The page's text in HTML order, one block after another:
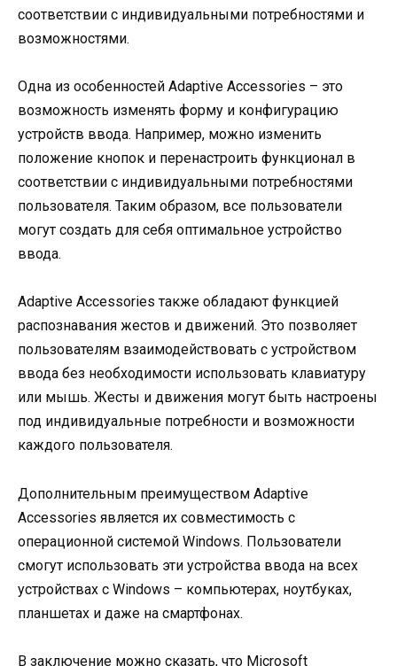
соответствии с индивидуальными потребностями и
возможностями.
Одна из особенностей Adaptive Accessories – это
возможность изменять форму и конфигурацию
устройств ввода. Например, можно изменить
положение кнопок и перенастроить функционал в
соответствии с индивидуальными потребностями
пользователя. Таким образом, все пользователи
могут создать для себя оптимальное устройство
ввода.
Adaptive Accessories также обладают функцией
распознавания жестов и движений. Это позволяет
пользователям взаимодействовать с устройством
ввода без необходимости использовать клавиатуру
или мышь. Жесты и движения могут быть настроены
под индивидуальные потребности и возможности
каждого пользователя.
Дополнительным преимуществом Adaptive
Accessories является их совместимость с
операционной системой Windows. Пользователи
смогут использовать эти устройства ввода на всех
устройствах с Windows – компьютерах, ноутбуках,
планшетах и даже на смартфонах.
В заключение можно сказать, что Microsoft